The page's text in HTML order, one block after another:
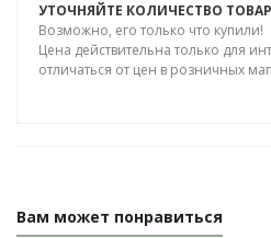
УТОЧНЯЙТЕ КОЛИЧЕСТВО
Возможно, его только что купили!
Цена действительна только для
отличаться от цен в розничных
Вам может понравиться